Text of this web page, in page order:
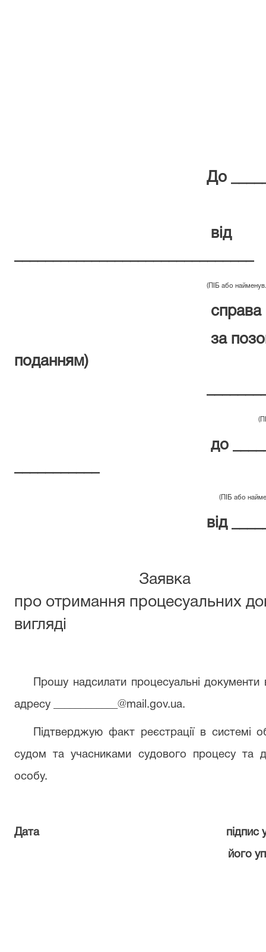
До
від
(ПІБ або
справа
за
поданням)
(ПІБ або
до
(ПІБ або
від
Заявка
про отримання процесуальних
вигляді
Прошу надсилати процесуальні
адресу @mail.gov.ua.
Підтверджую факт реєстрації в системі
судом та учасниками судового процесу та
особу.
Дата підпис учасника
його уповноваженого